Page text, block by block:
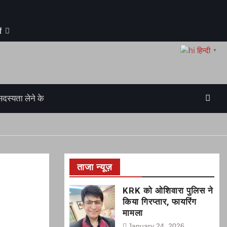
हिन्दी ▼
लेने के
ताजा न्यूज़
KRK को ओशिवारा पुलिस ने
किया गिरप्तार, फायरिंग
मामला